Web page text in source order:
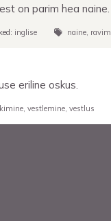
on parim hea naine.
inglise naine ravim
eriline oskus.
vestlemine vestlus